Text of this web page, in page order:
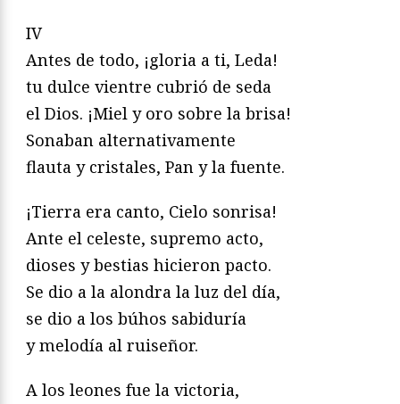
IV
Antes de todo, ¡gloria a ti, Leda!
tu dulce vientre cubrió de seda
el Dios. ¡Miel y oro sobre la brisa!
Sonaban alternativamente
flauta y cristales, Pan y la fuente.
¡Tierra era canto, Cielo sonrisa!
Ante el celeste, supremo acto,
dioses y bestias hicieron pacto.
Se dio a la alondra la luz del día,
se dio a los búhos sabiduría
y melodía al ruiseñor.
A los leones fue la victoria,